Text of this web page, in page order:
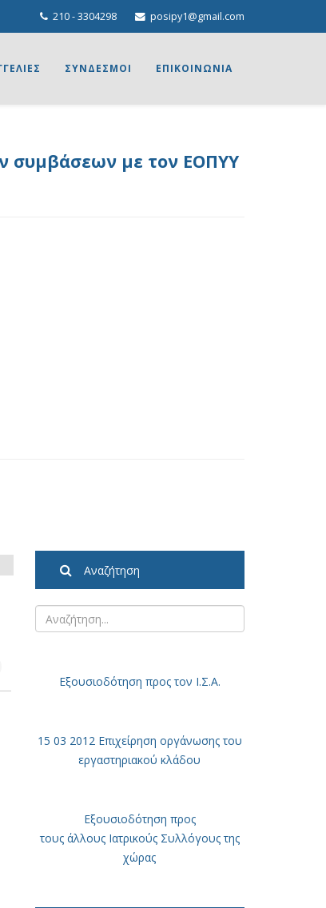
210 - 3304298 posipy1@gmail.com
ΣΥΝΔΕΣΜΟΙ ΕΠΙΚΟΙΝΩΝΙΑ
συμβάσεων με τον ΕΟΠΥΥ
Αναζήτηση
Εξουσιοδότηση προς τον Ι.Σ.Α.
15 03 2012 Επιχείρηση οργάνωσης του
εργαστηριακού κλάδου
Εξουσιοδότηση προς
τους άλλους Ιατρικούς Συλλόγους της
χώρας